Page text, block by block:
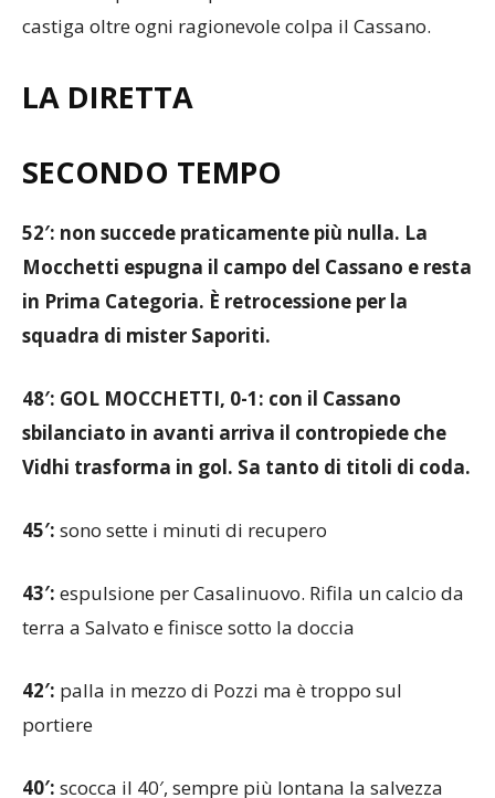
castiga oltre ogni ragionevole colpa il Cassano.
LA DIRETTA
SECONDO TEMPO
52′: non succede praticamente più nulla. La
Mocchetti espugna il campo del Cassano e resta
in Prima Categoria. È retrocessione per la
squadra di mister Saporiti.
48′: GOL MOCCHETTI, 0-1: con il Cassano
sbilanciato in avanti arriva il contropiede che
Vidhi trasforma in gol. Sa tanto di titoli di coda.
45′: sono sette i minuti di recupero
43′: espulsione per Casalinuovo. Rifila un calcio da
terra a Salvato e finisce sotto la doccia
42′: palla in mezzo di Pozzi ma è troppo sul
portiere
40′: scocca il 40′, sempre più lontana la salvezza